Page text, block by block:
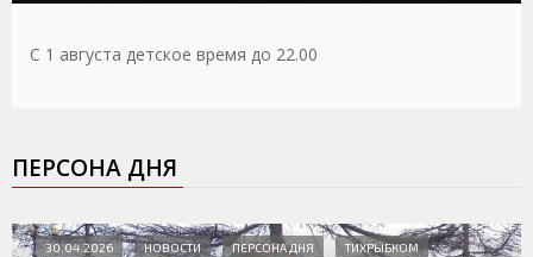
С 1 августа детское время до 22.00
ПЕРСОНА ДНЯ
30.04.2026 НОВОСТИ ПЕРСОНА ДНЯ ТИХРЫБКОМ